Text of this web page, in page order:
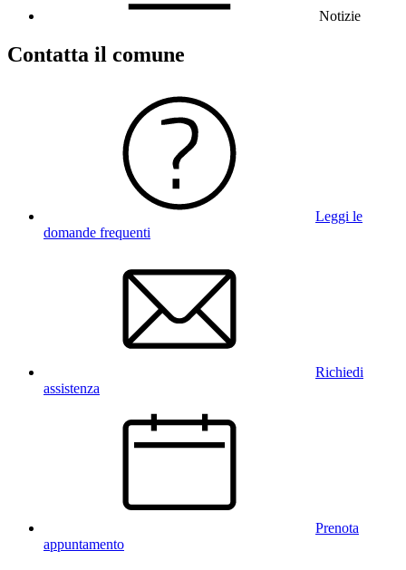
Notizie
Contatta il comune
Leggi le
domande frequenti
Richiedi
assistenza
Prenota
appuntamento